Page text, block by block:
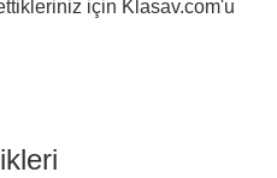
için Klasav.com'u